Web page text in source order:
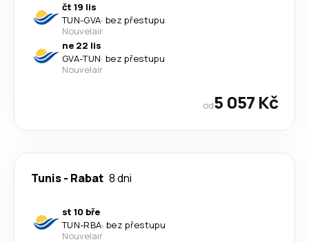
čt 19 lis
TUN-GVA· bez přestupu
Nouvelair
ne 22 lis
GVA-TUN· bez přestupu
Nouvelair
od5 057 Kč
Tunis- Rabat 8 dni
st 10 bře
TUN-RBA· bez přestupu
Nouvelair